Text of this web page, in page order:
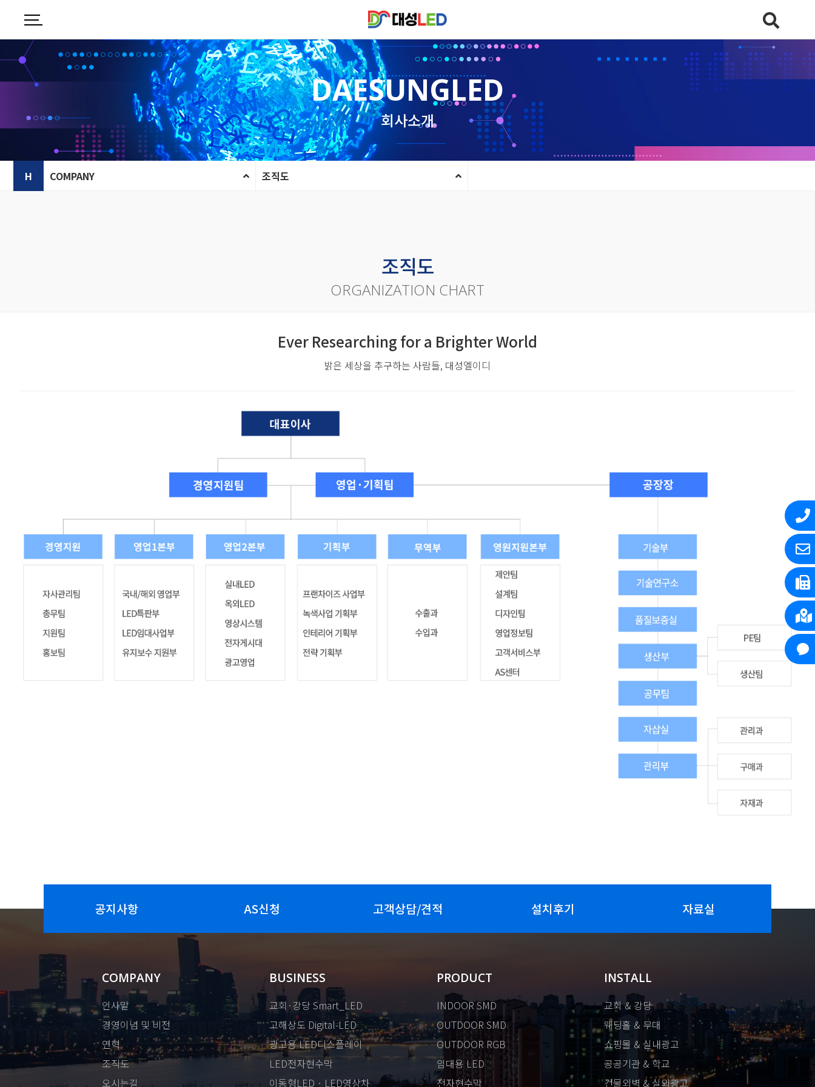
DAESUNGLED
회사소개
H COMPANY 조직도
조직도
ORGANIZATION CHART
Ever Researching for a Brighter World
밝은 세상을 추구하는 사람들, 대성엘이디
공지사항 AS신청 고객상담/견적 설치후기 자료실
COMPANY
인사말
경영이념 및 비전
연혁
조직도
오시는길
BUSINESS
교회·강당 Smart_LED
고해상도 Digital-LED
광고용 LED디스플레이
LED전자현수막
이동형LED · LED영상차
PRODUCT
INDOOR SMD
OUTDOOR SMD
OUTDOOR RGB
임대용 LED
전자현수막
INSTALL
교회 & 강당
웨딩홀 & 무대
쇼핑몰 & 실내광고
공공기관 & 학교
건물외벽 & 실외광고